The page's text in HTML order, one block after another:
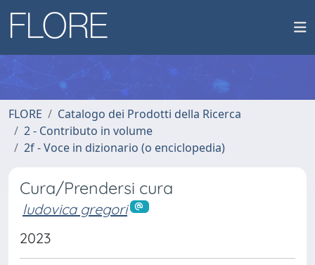
FLORE
Catalogo dei Prodotti della Ricerca
2 - Contributo in volume
2f - Voce in dizionario (o enciclopedia)
Cura/Prendersi cura
ludovica gregori
2023